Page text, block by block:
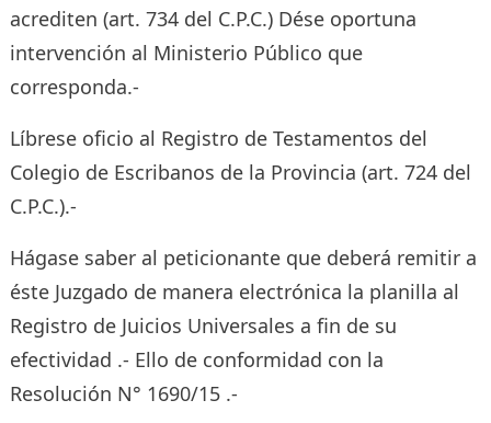
acrediten (art. 734 del C.P.C.) Dése oportuna
intervención al Ministerio Público que
corresponda.-
Líbrese oficio al Registro de Testamentos del
Colegio de Escribanos de la Provincia (art. 724 del
C.P.C.).-
Hágase saber al peticionante que deberá remitir a
éste Juzgado de manera electrónica la planilla al
Registro de Juicios Universales a fin de su
efectividad .- Ello de conformidad con la
Resolución N° 1690/15 .-